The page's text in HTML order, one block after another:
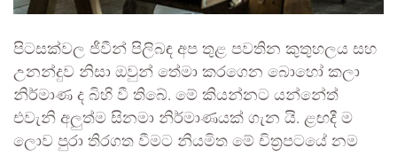
පිටසක්වල ජීවීන් පිලිබඳ අප තුළ පවතින කුතුහලය සහ
උනන්දුව නිසා ඔවුන් තේමා කරගෙන බොහෝ කලා
නිර්මාණ ද බිහි වී තිබේ. මේ කියන්නට යන්නේත්
එවැනි අලුත්ම සිනමා නිර්මාණයක් ගැන යි. ළඟදී ම
ලොව පුරා තිරගත වීමට නියමිත මේ චිත්‍රපටයේ නම